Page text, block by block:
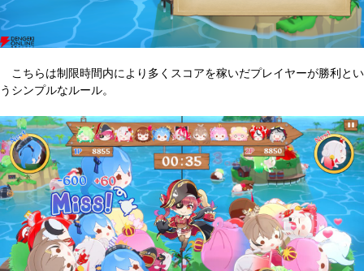
こちらは制限時間内により多くスコアを稼いだプレイヤーが勝利とい
うシンプルなルール。